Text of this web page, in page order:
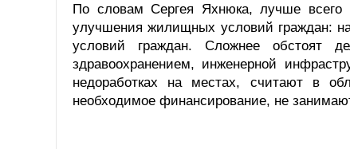
По словам Сергея Яхнюка, лучше всего
улучшения жилищных условий граждан:
условий граждан. Сложнее обстоят
здравоохранением, инженерной
недоработках на местах, считают в
необходимое финансирование, не